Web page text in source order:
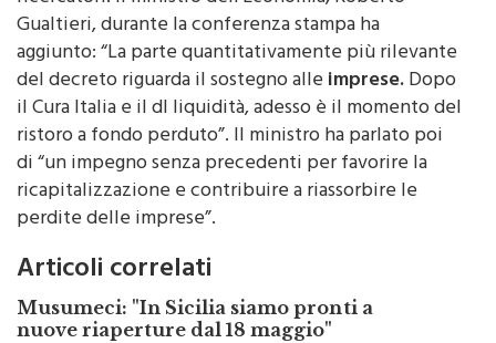
Gualtieri, durante la conferenza stampa ha
aggiunto: “La parte quantitativamente più rilevante
del decreto riguarda il sostegno alleimprese.Dopo
il Cura Italia e il dl liquidità, adesso è il momento del
ristoro a fondo perduto”. Il ministro ha parlato poi
di “un impegno senza precedenti per favorire la
ricapitalizzazione e contribuire a riassorbire le
perdite delle imprese”.
Articoli correlati
Musumeci: "In Sicilia siamo pronti a
nuove riaperture dal 18 maggio"